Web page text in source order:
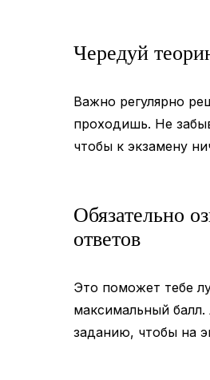
Чередуй
Важно регулярно
проходишь. Не
чтобы к экзамену
Обязательно
ответов
Это поможет тебе
максимальный
заданию, чтобы на